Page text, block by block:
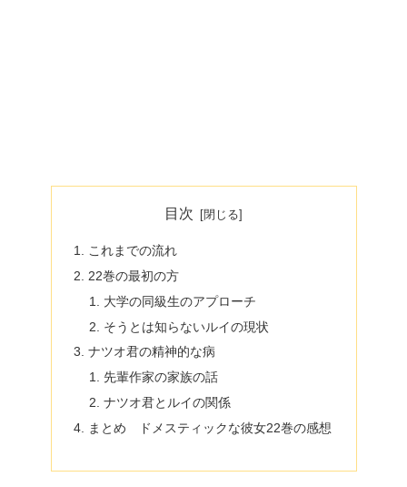
目次
これまでの流れ
22巻の最初の方
大学の同級生のアプローチ
そうとは知らないルイの現状
ナツオ君の精神的な病
先輩作家の家族の話
ナツオ君とルイの関係
まとめ ドメスティックな彼女22巻の感想